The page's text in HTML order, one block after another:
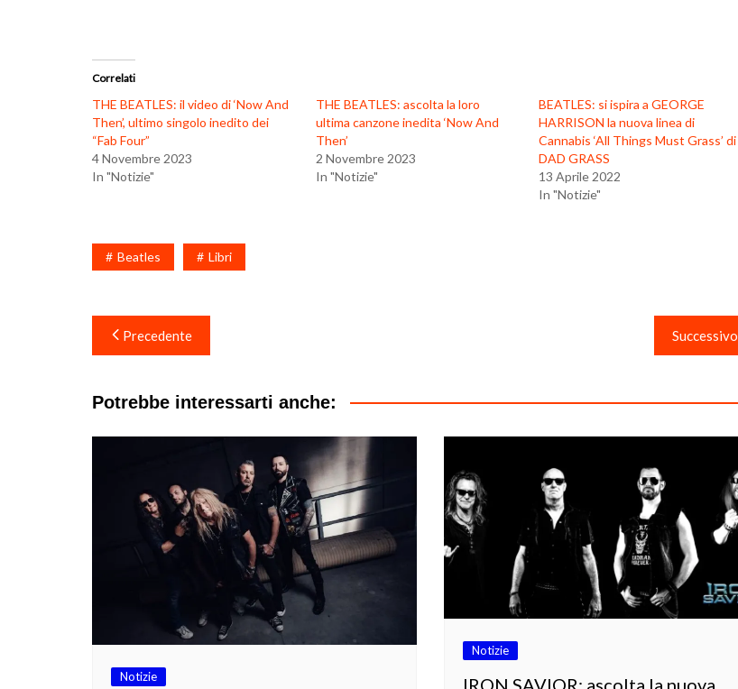
Correlati
THE BEATLES: il video di ‘Now And
Then’, ultimo singolo inedito dei
“Fab Four”
4 Novembre 2023
In "Notizie"
THE BEATLES: ascolta la loro
ultima canzone inedita ‘Now And
Then’
2 Novembre 2023
In "Notizie"
BEATLES: si ispira a GEORGE
HARRISON la nuova linea di
Cannabis ‘All Things Must Grass’ di
DAD GRASS
13 Aprile 2022
In "Notizie"
Beatles Libri
Navigazione
articoli
Precedente Successivo
Potrebbe interessarti anche:
Notizie
Notizie